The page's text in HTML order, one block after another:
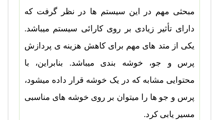
مبحثی مهم در این سیستم ها در نظر گرفت که
دارای تأثیر زیادی بر روی کارائی سیستم میباشد.
یکی از متد های مهم برای کاهش هزینه ی پردازش
پرس و جو، خوشه بندی میباشد. بنابراین، با
محتوایی مشابه که در یک خوشه قرار داده میشود،
پرس و جو ها را میتوان بر روی خوشه های مناسبی
مسیر یابی کرد.